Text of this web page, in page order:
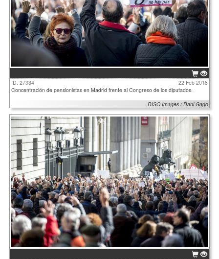
ID: 27334
22 Feb 2018
Concentración de pensionistas en Madrid frente al Congreso de los diputados.
DISO Images / Dani Gago